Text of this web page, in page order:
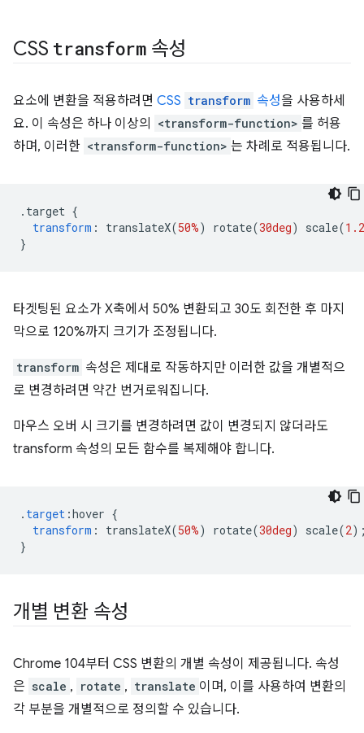
CSS transform속성
요소에 변환을 적용하려면 CSS transform 속성을 사용하세
요. 이 속성은 하나 이상의
<transform-function> 를 허용
하며, 이러한 <transform-function> 는 차례로 적용됩니다.
. target {
transform : translateX(50%) rotate(30deg) scale(1.2
}
타겟팅된 요소가 X축에서 50% 변환되고 30도 회전한 후 마지
막으로 120%까지 크기가 조정됩니다.
transform 속성은 제대로 작동하지만 이러한 값을 개별적으
로 변경하려면 약간 번거로워집니다.
마우스 오버 시 크기를 변경하려면 값이 변경되지 않더라도
transform 속성의 모든 함수를 복제해야 합니다.
. target :hover {
transform : translateX(50%) rotate(30deg) scale(2
}
개별 변환 속성
Chrome 104부터 CSS 변환의 개별 속성이 제공됩니다. 속성
은 scale , rotate , translate 이며, 이를 사용하여 변환의
각 부분을 개별적으로 정의할 수 있습니다.